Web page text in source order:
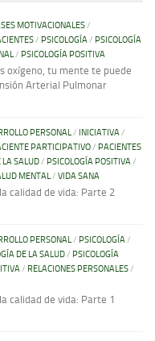
MOTIVACIONALES/
/ PSICOLOGÍA/ PSICOLOGÍA
/ PSICOLOGÍA POSITIVA
oxígeno, tu mente te puede
Arterial Pulmonar
PERSONAL/ INICIATIVA/
PARTICIPATIVO/ PACIENTES
LA SALUD/ PSICOLOGÍA POSITIVA/
MENTAL/ VIDA SANA
calidad de vida: Parte 2
PERSONAL/ PSICOLOGÍA/
DE LA SALUD/ PSICOLOGÍA
/ RELACIONES PERSONALES/
calidad de vida: Parte 1